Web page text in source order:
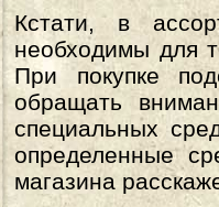
Кстати, в
необходимы для
При покупке
обращать
специальных
определенные
магазина